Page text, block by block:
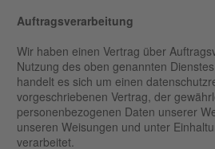
Auftragsverarbeitung
Wir haben einen Vertrag über
Nutzung des oben genannten
handelt es sich um einen
vorgeschriebenen Vertrag, der
personenbezogenen Daten unserer
unseren Weisungen und unter
verarbeitet.